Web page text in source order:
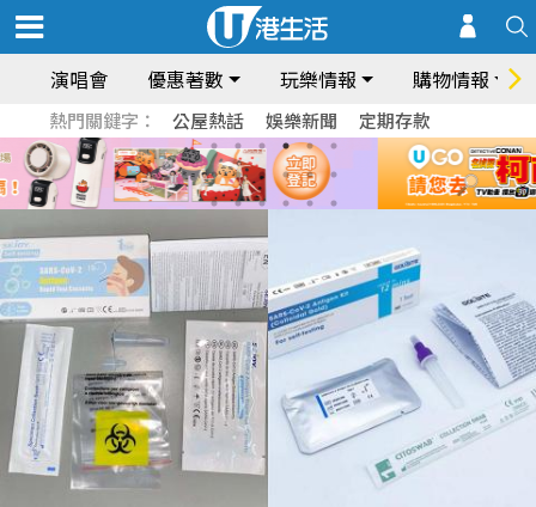
演唱會 優惠著數 玩樂情報 購物情報
熱門關鍵字： 公屋熱話 娛樂新聞 定期存款